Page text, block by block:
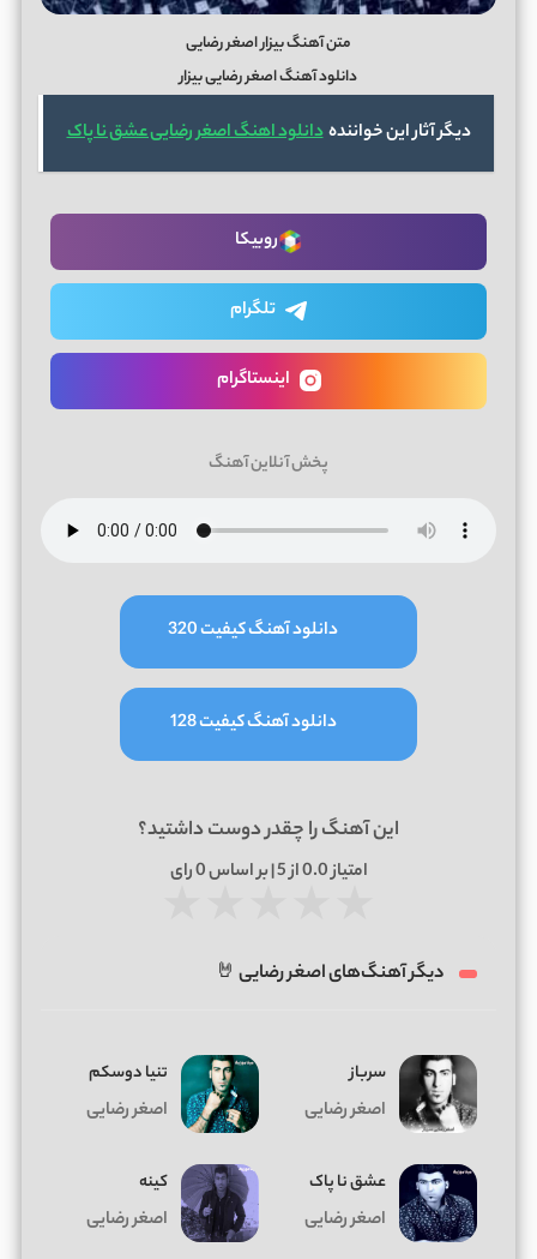
متن آهنگ بیزار اصغر رضایی
دانلود آهنگ اصغر رضایی بیزار
دیگر آثار این خوانندهدانلود اهنگ اصغر رضایی عشق نا پاک
روبیکا
تلگرام
اینستاگرام
پخش آنلاین آهنگ
دانلود آهنگ کیفیت 320
دانلود آهنگ کیفیت 128
این آهنگ را چقدر دوست داشتید؟
امتیاز0.0از 5 | بر اساس 0رای
دیگر آهنگ‌های اصغر رضایی 🤘
سرباز
اصغر رضایی
تنیا دوسکم
اصغر رضایی
عشق نا پاک
اصغر رضایی
کینه
اصغر رضایی